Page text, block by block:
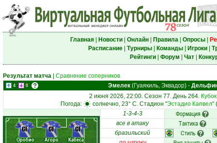
Главная| Новости| Онлайн| Правила| Опросы|
Расписание| Турниры| Команды| Игроки|
Рейтинги| Форум Чат|
Результат матча Сравнение соперников
4 0 Эмелек (Гуаякиль, Эквадор) -
2 июня 2026, 22:00. Сезон 77. День 264.
Погода:
солнечно, 23° C. Стадион "Эстадио Капвел"
Оробио Агоро Кабеса
CF CF CF
1-3-4-3 Формация
все в атаку Тактика
бразильский Стиль